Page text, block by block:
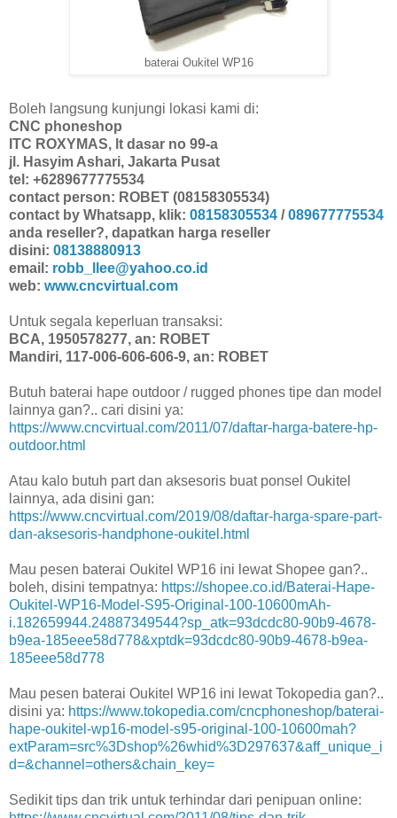
baterai Oukitel WP16
Boleh langsung kunjungi lokasi kami di:
CNC phoneshop
ITC ROXYMAS, lt dasar no 99-a
jl. Hasyim Ashari, Jakarta Pusat
tel: +6289677775534
contact person: ROBET (08158305534)
contact by Whatsapp, klik: 08158305534 /089677775534
anda reseller?, dapatkan harga reseller
disini: 08138880913
email: robb_llee@yahoo.co.id
web: www.cncvirtual.com
Untuk segala keperluan transaksi:
BCA, 1950578277, an: ROBET
Mandiri, 117-006-606-606-9, an: ROBET
Butuh baterai hape outdoor / rugged phones tipe dan model
lainnya gan?.. cari disini ya:
https://www.cncvirtual.com/2011/07/daftar-harga-batere-hp-
outdoor.html
Atau kalo butuh part dan aksesoris buat ponsel Oukitel
lainnya, ada disini gan:
https://www.cncvirtual.com/2019/08/daftar-harga-spare-part-
dan-aksesoris-handphone-oukitel.html
Mau pesen baterai Oukitel WP16 ini lewat Shopee gan?..
boleh, disini tempatnya: https://shopee.co.id/Baterai-Hape-
Oukitel-WP16-Model-S95-Original-100-10600mAh-
i.182659944.24887349544?sp_atk=93dcdc80-90b9-4678-
b9ea-185eee58d778&xptdk=93dcdc80-90b9-4678-b9ea-
185eee58d778
Mau pesen baterai Oukitel WP16 ini lewat Tokopedia gan?..
disini ya: https://www.tokopedia.com/cncphoneshop/baterai-
hape-oukitel-wp16-model-s95-original-100-10600mah?
extParam=src%3Dshop%26whid%3D297637&aff_unique_i
d=&channel=others&chain_key=
Sedikit tips dan trik untuk terhindar dari penipuan online: